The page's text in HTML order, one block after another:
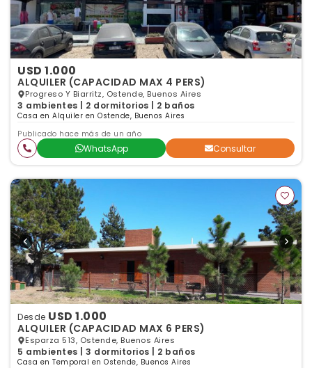
USD 1.000
ALQUILER (CAPACIDAD MAX 4 PERS)
Progreso Y Biarritz, Ostende, Buenos Aires
3 ambientes | 2 dormitorios | 2 baños
Casa en Alquiler en Ostende, Buenos Aires
Publicado hace más de un año
WhatsApp Consultar
Desde USD 1.000
ALQUILER (CAPACIDAD MAX 6 PERS)
Esparza 513, Ostende, Buenos Aires
5 ambientes | 3 dormitorios | 2 baños
Casa en Temporal en Ostende, Buenos Aires